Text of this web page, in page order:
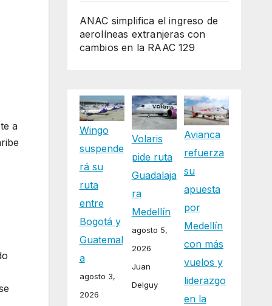
a
ANAC simplifica el ingreso de
aerolíneas extranjeras con
cambios en la RAAC 129
Wingo
suspende
rá su
ruta
entre
Bogotá y
Guatemal
a
agosto 3,
2026
Volaris
pide ruta
Guadalaja
ra
Medellín
agosto 5,
2026
Juan
Delguy
Avianca
refuerza
su
apuesta
por
Medellín
con más
vuelos y
liderazgo
en la